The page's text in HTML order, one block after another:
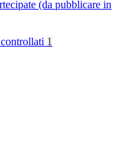
(da pubblicare in
1